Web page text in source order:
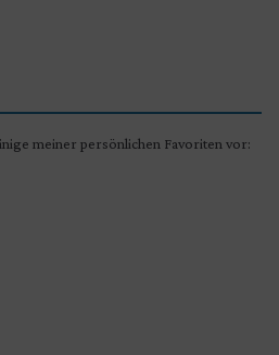
meiner persönlichen Favoriten vor: